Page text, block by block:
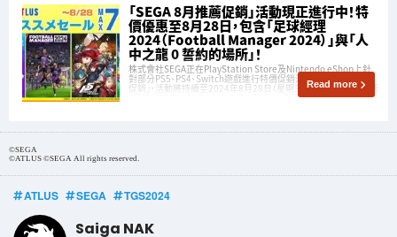
「SEGA 8月推薦促銷」活動現正進行中！特
價優惠至8月28日，包含「足球經理
2024（Football Manager 2024）」與「人
中之龍 0 誓約的場所」！
株式會社SEGA正在PlayStation Store及Nintendo eShop上針
對部分PS5、PS4、Switch遊戲進行特價促銷活動「SEGA 8月推薦
促銷」，活動將持續至2024年8月28日（星期三）。本次促銷中，包括
《足球經理 2024》與《人中之龍 0 誓約的場所》等熱門遊戲在內的
Read more
©SEGA
©ATLUS ©SEGA All rights reserved.
ATLUS SEGA TGS2024
Saiga NAK